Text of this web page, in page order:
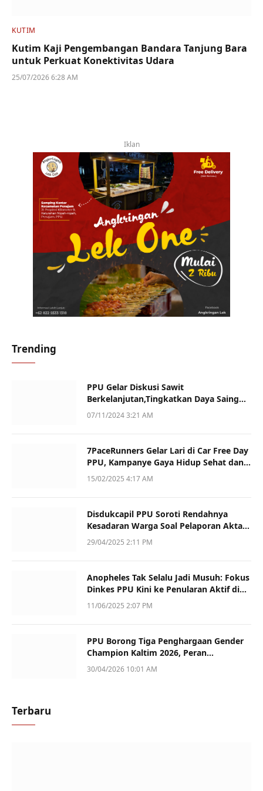
KUTIM
Kutim Kaji Pengembangan Bandara Tanjung Bara
untuk Perkuat Konektivitas Udara
25/07/2026 6:28 AM
Iklan
Trending
PPU Gelar Diskusi Sawit
Berkelanjutan,Tingkatkan Daya Saing
dan Kualitas
07/11/2024 3:21 AM
7PaceRunners Gelar Lari di Car Free Day
PPU, Kampanye Gaya Hidup Sehat dan
Dukung UMKM
15/02/2025 4:17 AM
Disdukcapil PPU Soroti Rendahnya
Kesadaran Warga Soal Pelaporan Akta
Kematian
29/04/2025 2:11 PM
Anopheles Tak Selalu Jadi Musuh: Fokus
Dinkes PPU Kini ke Penularan Aktif di
Sotek
11/06/2025 2:07 PM
PPU Borong Tiga Penghargaan Gender
Champion Kaltim 2026, Peran
Perempuan Jadi Sorotan
30/04/2026 10:01 AM
Terbaru